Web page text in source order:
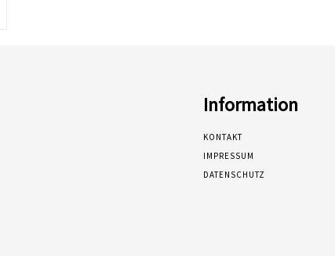
Information
KONTAKT
IMPRESSUM
DATENSCHUTZ